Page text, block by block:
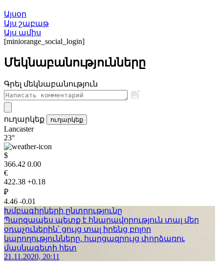
Այսօր
Այս շաբաթ
Այս ամիս
[miniorange_social_login]
Մեկնաբանությունները
Գրել մեկնաբանություն
ուղարկեք ուղարկեք
Lancaster
23°
$
366.42 0.00
€
422.38 +0.18
₽
4.46 -0.01
Խմբագիրների ընտրությունը
Պարզապես պետք է հնարավորություն տալ մեր
օդաչուներին՝ ցույց տալ իրենց բոլոր
կարողությունները. հարցազրույց փորձառու
մասնագետի հետ
21.11.2020, 20:11